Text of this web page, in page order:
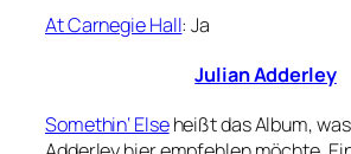
At Carnegie Hall: Ja
Julian Adderley
Somethin‘ Elseheißt das Album,